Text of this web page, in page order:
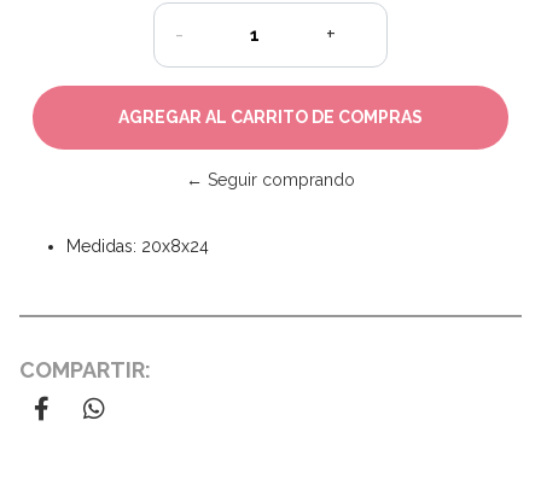
- +
← Seguir comprando
Medidas: 20x8x24
COMPARTIR: